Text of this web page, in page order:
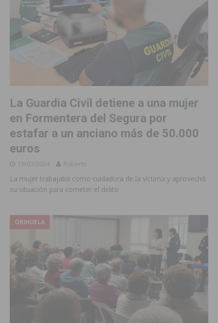
La Guardia Civil detiene a una mujer
en Formentera del Segura por
estafar a un anciano más de 50.000
euros
19/07/2024 Roberto
La mujer trabajaba como cuidadora de la víctima y aprovechó
su situación para cometer el delito
ORIHUELA